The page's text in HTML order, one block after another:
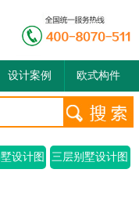
设计案例 欧式构件
设计图 三层别墅设计图